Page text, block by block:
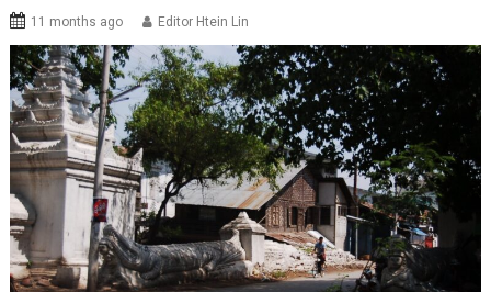
11 months ago Editor Htein Lin